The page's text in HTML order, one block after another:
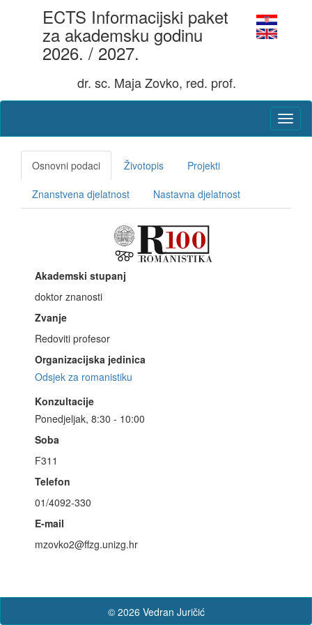
ECTS Informacijski paket
za akademsku godinu
2026. / 2027.
dr. sc. Maja Zovko, red. prof.
Osnovni podaci Životopis Projekti
Znanstvena djelatnost Nastavna djelatnost
Akademski stupanj
doktor znanosti
Zvanje
Redoviti profesor
Organizacijska jedinica
Odsjek za romanistiku
Konzultacije
Ponedjeljak, 8:30 - 10:00
Soba
F311
Telefon
01/4092-330
E-mail
mzovko2@ffzg.unizg.hr
© 2026 Vedran Juričić